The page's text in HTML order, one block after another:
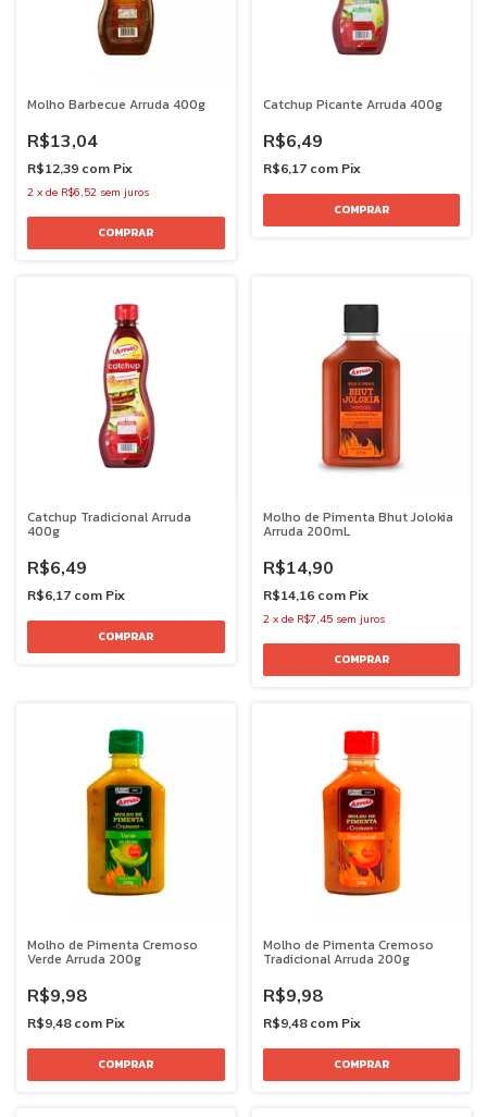
Molho Barbecue Arruda 400g
R$13,04
R$12,39 com Pix
2 x de R$6,52 sem juros
Catchup Picante Arruda 400g
R$6,49
R$6,17 com Pix
Catchup Tradicional Arruda
400g
R$6,49
R$6,17 com Pix
Molho de Pimenta Bhut Jolokia
Arruda 200mL
R$14,90
R$14,16 com Pix
2 x de R$7,45 sem juros
Molho de Pimenta Cremoso
Verde Arruda 200g
R$9,98
R$9,48 com Pix
Molho de Pimenta Cremoso
Tradicional Arruda 200g
R$9,98
R$9,48 com Pix